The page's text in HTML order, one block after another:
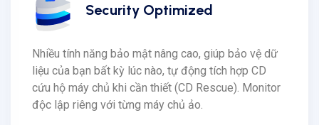
Security Optimized
Nhiều tính năng bảo mật nâng cao, giúp bảo vệ dữ
liệu của bạn bất kỳ lúc nào, tự động tích hợp CD
cứu hộ máy chủ khi cần thiết (CD Rescue). Monitor
độc lập riêng với từng máy chủ ảo.